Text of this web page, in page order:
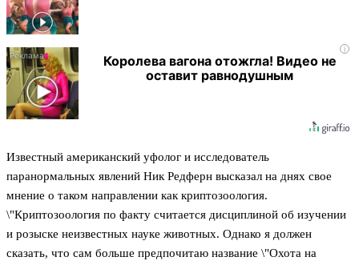
i
Королева вагона отожгла! Видео не
оставит равнодушным
Известный американский уфолог и исследователь
паранормальных явлений Ник Редферн высказал на днях свое
мнение о таком направлении как криптозоология.
\"Криптозоология по факту считается дисциплиной об изучении
и розыске неизвестных науке животных. Однако я должен
сказать, что сам больше предпочитаю название \"Охота на